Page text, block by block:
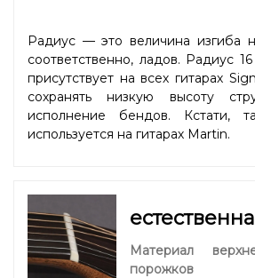
Радиус — это величина изгиба
соответственно, ладов. Радиус
присутствует на всех гитарах
сохранять низкую высоту
исполнение бендов. Кстати,
используется на гитарах Martin.
Материал
порожков